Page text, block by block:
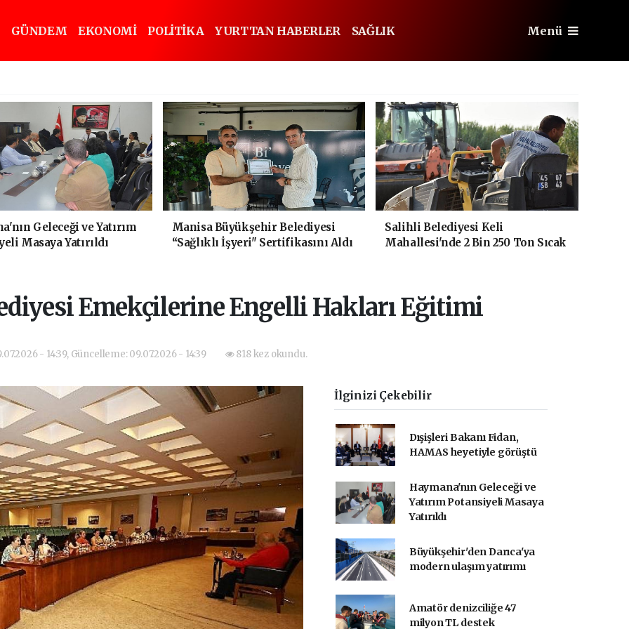
GÜNDEM EKONOMİ POLİTİKA YURTTAN HABERLER SAĞLIK Menü
Geleceği ve Yatırım
Masaya Yatırıldı
Manisa Büyükşehir Belediyesi
“Sağlıklı İşyeri" Sertifikasını Aldı
Salihli Belediyesi Keli
Mahallesi'nde 2 Bin 250 Ton Sıcak
Emekçilerine Engelli Hakları Eğitimi
- 14:39, Güncelleme: 09.07.2026 - 14:39 818 kez okundu.
İlginizi Çekebilir
Dışişleri Bakanı Fidan,
HAMAS heyetiyle görüştü
Haymana'nın Geleceği ve
Yatırım Potansiyeli Masaya
Yatırıldı
Büyükşehir'den Darıca'ya
modern ulaşım yatırımı
Amatör denizciliğe 47
milyon TL destek